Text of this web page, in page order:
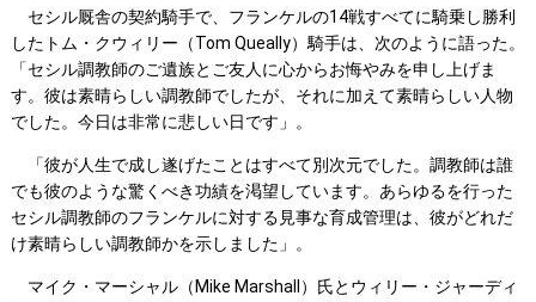
セシル厩舎の契約騎手で、フランケルの14戦すべてに騎乗し勝利
したトム・クウィリー（Tom Queally）騎手は、次のように語った。
「セシル調教師のご遺族とご友人に心からお悔やみを申し上げま
す。彼は素晴らしい調教師でしたが、それに加えて素晴らしい人物
でした。今日は非常に悲しい日です」。
「彼が人生で成し遂げたことはすべて別次元でした。調教師は誰
でも彼のような驚くべき功績を渇望しています。あらゆるを行った
セシル調教師のフランケルに対する見事な育成管理は、彼がどれだ
け素晴らしい調教師かを示しました」。
マイク・マーシャル（Mike Marshall）氏とウィリー・ジャーディ